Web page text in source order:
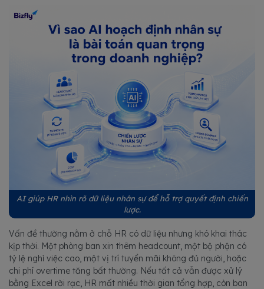
AI giúp HR nhìn rõ dữ liệu nhân sự để hỗ trợ quyết định chiến
lược.
Vấn đề thường nằm ở chỗ HR có dữ liệu nhưng khó khai thác
kịp thời. Một phòng ban xin thêm headcount, một bộ phận có
tỷ lệ nghỉ việc cao, một vị trí tuyển mãi không đủ người, hoặc
chi phí overtime tăng bất thường. Nếu tất cả vẫn được xử lý
bằng Excel rời rạc, HR mất nhiều thời gian tổng hợp, còn ban